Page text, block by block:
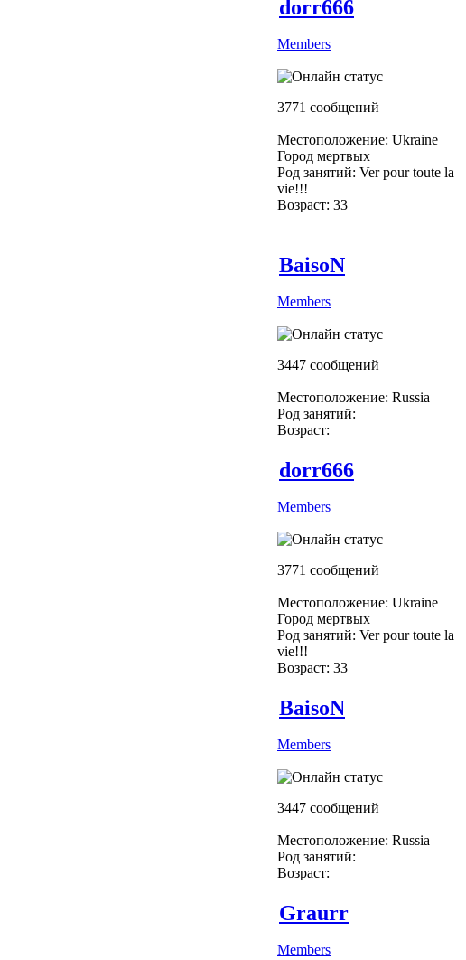
dorr666
Members
3771 сообщений
Местоположение: Ukraine
Город мертвых
Род занятий: Ver pour toute la
vie!!!
Возраст: 33
BaisoN
Members
3447 сообщений
Местоположение: Russia
Род занятий:
Возраст:
dorr666
Members
3771 сообщений
Местоположение: Ukraine
Город мертвых
Род занятий: Ver pour toute la
vie!!!
Возраст: 33
BaisoN
Members
3447 сообщений
Местоположение: Russia
Род занятий:
Возраст:
Graurr
Members